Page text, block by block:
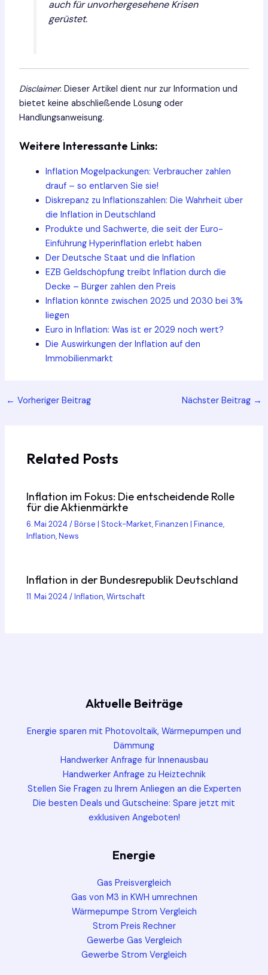
auch für unvorhergesehene Krisen
gerüstet.
Disclaimer: Dieser Artikel dient nur zur Information und
bietet keine abschließende Lösung oder
Handlungsanweisung.
Weitere Interessante Links:
Inflation Mogelpackungen: Verbraucher zahlen
drauf – so entlarven Sie sie!
Diskrepanz zu Inflationszahlen: Die Wahrheit über
die Inflation in Deutschland
Produkte und Sachwerte, die seit der Euro-
Einführung Hyperinflation erlebt haben
Der Deutsche Staat und die Inflation
EZB Geldschöpfung treibt Inflation durch die
Decke – Bürger zahlen den Preis
Inflation könnte zwischen 2025 und 2030 bei 3%
liegen
Euro in Inflation: Was ist er 2029 noch wert?
Die Auswirkungen der Inflation auf den
Immobilienmarkt
Post
← Vorheriger Beitrag Nächster Beitrag →
Related Posts
Inflation im Fokus: Die entscheidende Rolle
für die Aktienmärkte
6. Mai 2024/Börse | Stock-Market,Finanzen | Finance,
Inflation,News
Inflation in der Bundesrepublik Deutschland
11. Mai 2024/Inflation,Wirtschaft
Aktuelle Beiträge
Energie sparen mit Photovoltaik, Wärmepumpen und
Dämmung
Handwerker Anfrage für Innenausbau
Handwerker Anfrage zu Heiztechnik
Stellen Sie Fragen zu Ihrem Anliegen an die Experten
Die besten Deals und Gutscheine: Spare jetzt mit
exklusiven Angeboten!
Energie
Gas Preisvergleich
Gas von M3 in KWH umrechnen
Wärmepumpe Strom Vergleich
Strom Preis Rechner
Gewerbe Gas Vergleich
Gewerbe Strom Vergleich